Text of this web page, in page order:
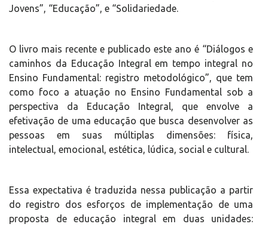
Jovens”, “Educação”, e “Solidariedade.
O livro mais recente e publicado este ano é “Diálogos e
caminhos da Educação Integral em tempo integral no
Ensino Fundamental: registro metodológico”, que tem
como foco a atuação no Ensino Fundamental sob a
perspectiva da Educação Integral, que envolve a
efetivação de uma educação que busca desenvolver as
pessoas em suas múltiplas dimensões: física,
intelectual, emocional, estética, lúdica, social e cultural.
Essa expectativa é traduzida nessa publicação a partir
do registro dos esforços de implementação de uma
proposta de educação integral em duas unidades: